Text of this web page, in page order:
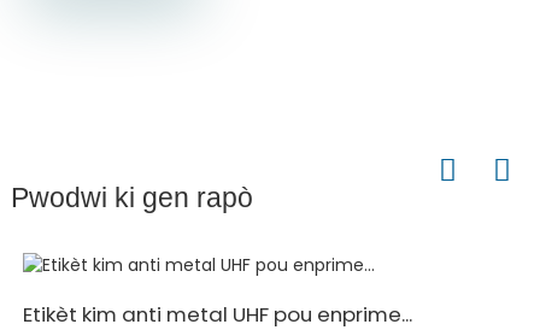
Pwodwi ki gen rapò
Etikèt kim anti metal UHF pou enprime...